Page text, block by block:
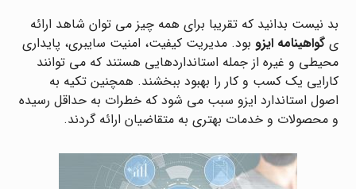
بد نیست بدانید که تقریبا برای همه چیز می توان شاهد ارائه
یگواهینامه ایزو بود. مدیریت کیفیت، امنیت سایبری، پایداری
محیطی و غیره از جمله استانداردهایی هستند که می‌ توانند
کارایی یک کسب و کار را بهبود ببخشند. همچنین تکیه به
اصول استاندارد ایزو سبب می‌ شود که خطرات به حداقل رسیده
و محصولات و خدمات بهتری به متقاضیان ارائه گردند.